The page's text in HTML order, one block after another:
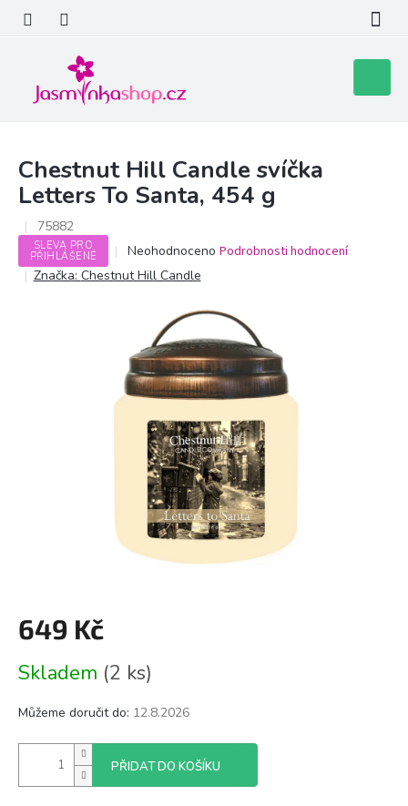
obsah
košík
Chestnut Hill Candle svíčka
Letters To Santa, 454 g
75882
SLEVA PRO
PŘIHLÁŠENÉ
Průměrné
hodnocení
produktu
5
hvězdiček.
Neohodnoceno Podrobnosti hodnocení
Značka: Chestnut Hill Candle
649 Kč
cena:
Skladem (2 ks)
Můžeme doručit do: 12.8.2026
PŘIDAT DO KOŠÍKU